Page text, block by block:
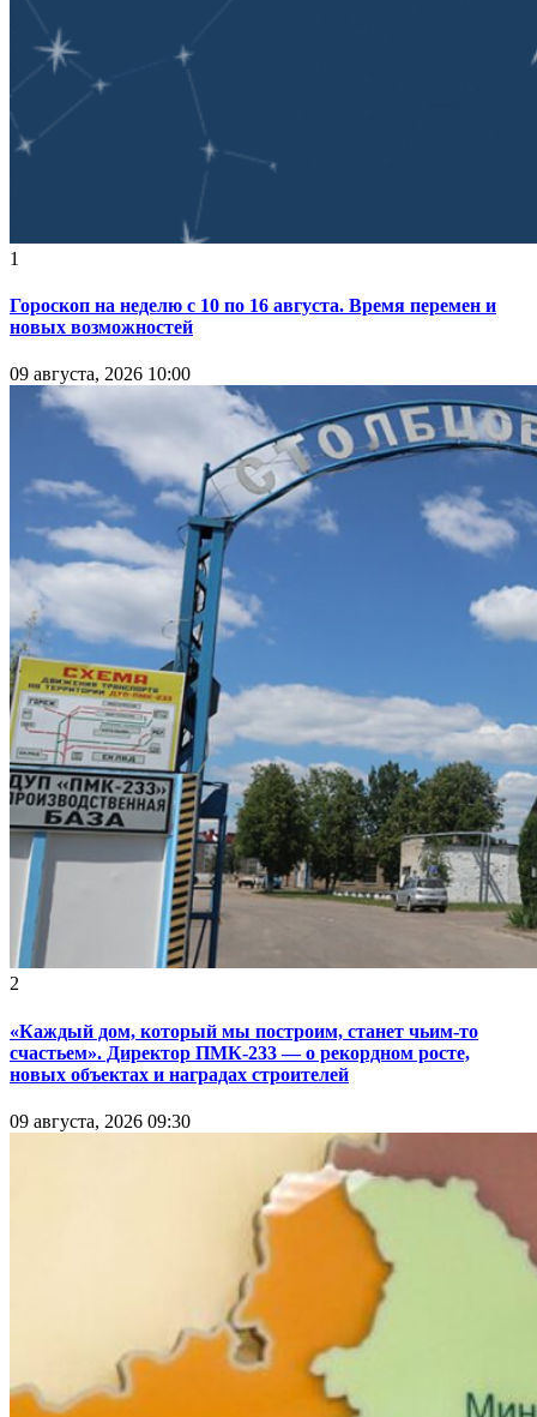
1
Гороскоп на неделю с 10 по 16 августа. Время перемен и
новых возможностей
09 августа, 2026 10:00
2
«Каждый дом, который мы построим, станет чьим-то
счастьем». Директор ПМК-233 — о рекордном росте,
новых объектах и наградах строителей
09 августа, 2026 09:30